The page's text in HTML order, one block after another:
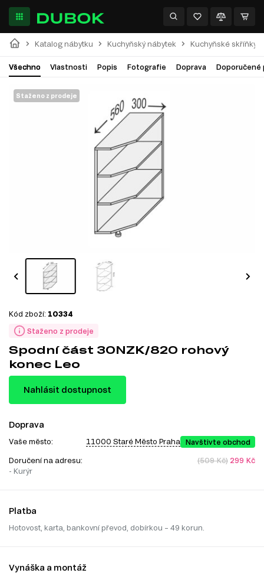
Katalog nábytku Kuchyňský nábytek Kuchyňské skříňky
Všechno Vlastnosti Popis Fotografie Doprava Doporučené
Staženo z prodeje
Staženo z prodeje
Kód zboží: 10334
Spodní část 30NZK/820 rohový
konec Leo
Nahlásit dostupnost
Doprava
Vaše město: 11000 Staré Město Praha Navštivte obchod
Doručení na adresu:
- Kurýr
(509 Kč) 299 Kč
Platba
Hotovost, karta, bankovní převod, dobírkou – 49 korun.
Vynáška a montáž